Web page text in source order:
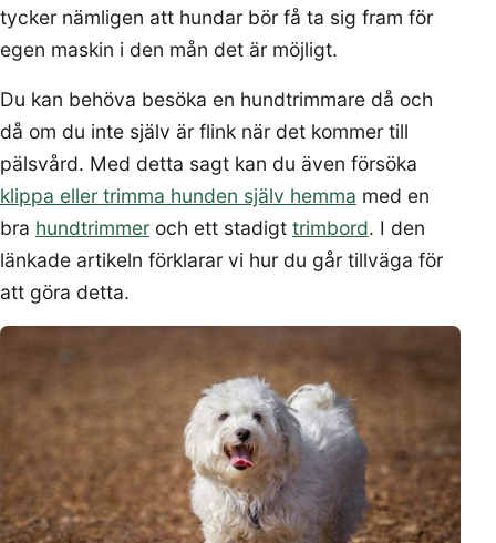
tycker nämligen att hundar bör få ta sig fram för
egen maskin i den mån det är möjligt.
Du kan behöva besöka en hundtrimmare då och
då om du inte själv är flink när det kommer till
pälsvård. Med detta sagt kan du även försöka
klippa eller trimma hunden själv hemma med en
bra hundtrimmer och ett stadigt trimbord. I den
länkade artikeln förklarar vi hur du går tillväga för
att göra detta.